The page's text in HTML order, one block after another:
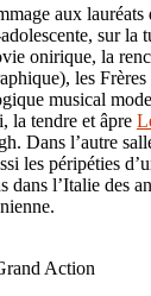
aux
sur
onirique, la
les
musical
la tendre et âpre
Dans l’autre
les péripéties
dans l’Italie des
Action